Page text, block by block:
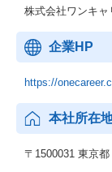
株式会社ワンキャ
企業HP
https://
本社所在
〒1500031 東京